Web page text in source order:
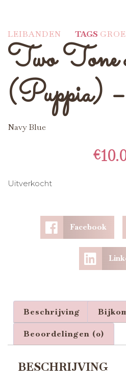
LEIBANDEN TAGS
Two
(Puppia)
Navy Blue
€
Uitverkocht
Facebook
Beschrijving
Beoordelingen (0)
BESCHRIJVING